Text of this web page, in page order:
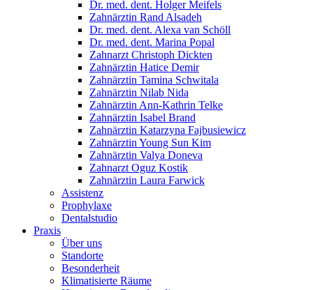
Dr. med. dent. Holger Meifels
Zahnärztin Rand Alsadeh
Dr. med. dent. Alexa van Schöll
Dr. med. dent. Marina Popal
Zahnarzt Christoph Dickten
Zahnärztin Hatice Demir
Zahnärztin Tamina Schwitala
Zahnärztin Nilab Nida
Zahnärztin Ann-Kathrin Telke
Zahnärztin Isabel Brand
Zahnärztin Katarzyna Fajbusiewicz
Zahnärztin Young Sun Kim
Zahnärztin Valya Doneva
Zahnarzt Oguz Kostik
Zahnärztin Laura Farwick
Assistenz
Prophylaxe
Dentalstudio
Praxis
Über uns
Standorte
Besonderheit
Klimatisierte Räume